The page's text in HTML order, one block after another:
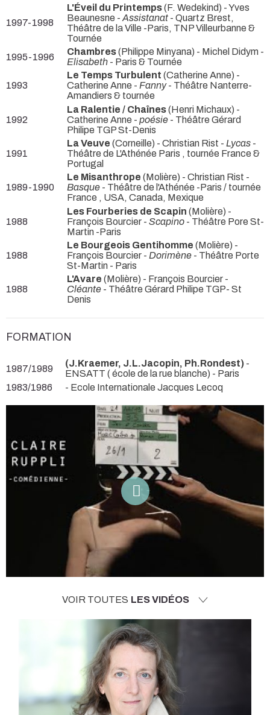
VOIR TOUTES LES VIDÉOS
1997-1998
L'Éveil du Printemps(F. Wedekind) - Yves
Beaunesne - Assistanat - Quartz Brest,
Théâtre de la Ville -Paris, TNP Villeurbanne &
Tournée
1995-1996
Chambres(Philippe Minyana) - Michel Didym -
Elisabeth - Paris & Tournée
1993
Le Temps Turbulent (Catherine Anne) -
Catherine Anne - Fanny- Théâtre Nanterre-
Amandiers & tournée
1992
La Ralentie / Chaînes(Henri Michaux) -
Catherine Anne - poésie - Théâtre Gérard
Philipe TGP St-Denis
1991
La Veuve (Corneille) - Christian Rist - Lycas -
Théâtre de L'Athénée Paris , tournée France &
Portugal
1989-1990
Le Misanthrope (Molière) - Christian Rist -
Basque - Théâtre de l'Athénée -Paris / tournée
France , USA, Canada, Mexique
1988
Les Fourberies de Scapin (Molière) -
François Bourcier - Scapino - Théâtre Pore St-
Martin -Paris
1988
Le Bourgeois Gentihomme (Molière) -
François Bourcier - Dorimène - Théâtre Porte
St-Martin - Paris
1988
L'Avare (Molière) - François Bourcier -
Cléante - Théâtre Gérard Philipe TGP- St
Denis
FORMATION
1987/1989 (J.Kraemer, J.L.Jacopin, Ph.Rondest) -
ENSATT ( école de la rue blanche) - Paris
1983/1986
- Ecole Internationale Jacques Lecoq